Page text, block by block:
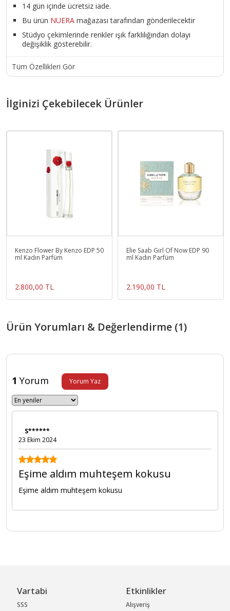
14 gün içinde ücretsiz iade.
Bu ürün NUERA mağazası tarafından gönderilecektir
Stüdyo çekimlerinde renkler ışık farklılığından dolayı
değişiklik gösterebilir.
Tüm Özellikleri Gör
İlginizi Çekebilecek Ürünler
Kenzo Flower By Kenzo EDP 50
ml Kadın Parfüm
2.800,00 TL
Elie Saab Girl Of Now EDP 90
ml Kadın Parfüm
2.190,00 TL
Ürün Yorumları & Değerlendirme (1)
1 Yorum Yorum Yaz
Eşime aldım muhteşem kokusu
Eşime aldım muhteşem kokusu
S******
23 Ekim 2024
Vartabi
SSS
Etkinlikler
Alışveriş